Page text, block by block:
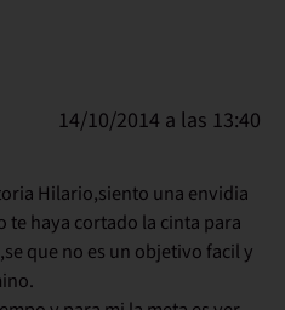
14/10/2014 a las 13:40
Hilario,siento una envidia
te haya cortado la cinta para
que no es un objetivo facil y